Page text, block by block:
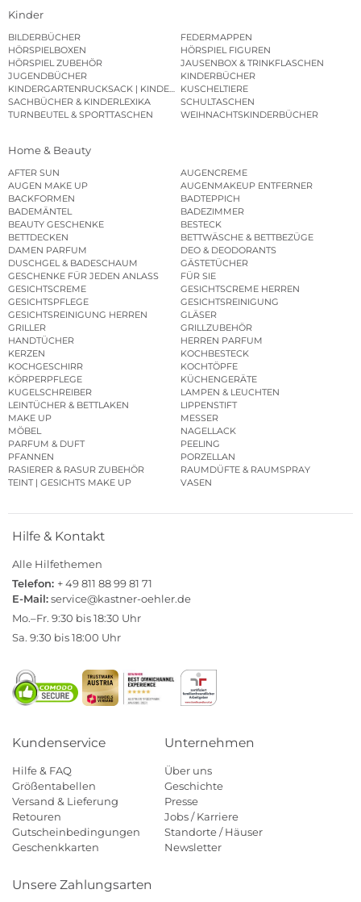
Kinder
BILDERBÜCHER
FEDERMAPPEN
HÖRSPIELBOXEN
HÖRSPIEL FIGUREN
HÖRSPIEL ZUBEHÖR
JAUSENBOX & TRINKFLASCHEN
JUGENDBÜCHER
KINDERBÜCHER
KINDERGARTENRUCKSACK | KINDERGARTENBEUTEL
KUSCHELTIERE
SACHBÜCHER & KINDERLEXIKA
SCHULTASCHEN
TURNBEUTEL & SPORTTASCHEN
WEIHNACHTSKINDERBÜCHER
Home & Beauty
AFTER SUN
AUGENCREME
AUGEN MAKE UP
AUGENMAKEUP ENTFERNER
BACKFORMEN
BADTEPPICH
BADEMÄNTEL
BADEZIMMER
BEAUTY GESCHENKE
BESTECK
BETTDECKEN
BETTWÄSCHE & BETTBEZÜGE
DAMEN PARFUM
DEO & DEODORANTS
DUSCHGEL & BADESCHAUM
GÄSTETÜCHER
GESCHENKE FÜR JEDEN ANLASS
FÜR SIE
GESICHTSCREME
GESICHTSCREME HERREN
GESICHTSPFLEGE
GESICHTSREINIGUNG
GESICHTSREINIGUNG HERREN
GLÄSER
GRILLER
GRILLZUBEHÖR
HANDTÜCHER
HERREN PARFUM
KERZEN
KOCHBESTECK
KOCHGESCHIRR
KOCHTÖPFE
KÖRPERPFLEGE
KÜCHENGERÄTE
KUGELSCHREIBER
LAMPEN & LEUCHTEN
LEINTÜCHER & BETTLAKEN
LIPPENSTIFT
MAKE UP
MESSER
MÖBEL
NAGELLACK
PARFUM & DUFT
PEELING
PFANNEN
PORZELLAN
RASIERER & RASUR ZUBEHÖR
RAUMDÜFTE & RAUMSPRAY
TEINT | GESICHTS MAKE UP
VASEN
Hilfe & Kontakt
Alle Hilfethemen
Telefon: + 49 811 88 99 81 71
E-Mail:service@kastner-oehler.de
Mo.–Fr. 9:30 bis 18:30 Uhr
Sa. 9:30 bis 18:00 Uhr
Kundenservice
Hilfe & FAQ
Größentabellen
Versand & Lieferung
Retouren
Gutscheinbedingungen
Geschenkkarten
Unternehmen
Über uns
Geschichte
Presse
Jobs / Karriere
Standorte / Häuser
Newsletter
Unsere Zahlungsarten